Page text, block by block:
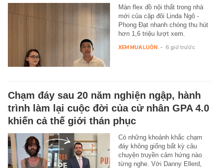
Màn flex đồ nội thất trong nhà
mới của cặp đôi Linda Ngô -
Phong Đạt nhanh chóng thu hút
hơn 1,6 triệu lượt xem.
XEM MUA LUÔN - 6 giờ trước
Chạm đáy sau 20 năm nghiện ngập, hành
trình làm lại cuộc đời của cử nhân GPA 4.0
khiến cả thế giới thán phục
Có những khoảnh khắc chạm
đáy không giống bất kỳ câu
chuyện truyền cảm hứng nào
từng nghe. Với Danny Ellerd,